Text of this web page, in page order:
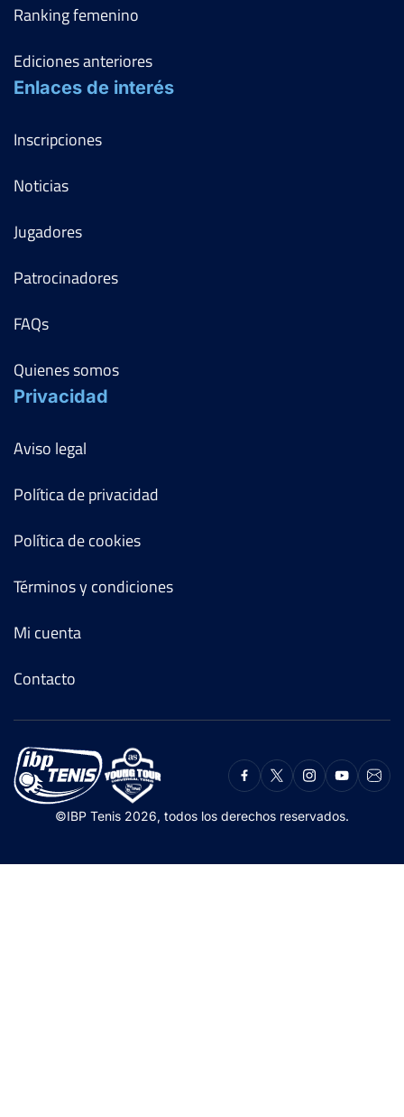
Ranking femenino
Ediciones anteriores
Enlaces de interés
Inscripciones
Noticias
Jugadores
Patrocinadores
FAQs
Quienes somos
Privacidad
Aviso legal
Política de privacidad
Política de cookies
Términos y condiciones
Mi cuenta
Contacto
©IBP Tenis 2026, todos los derechos reservados.